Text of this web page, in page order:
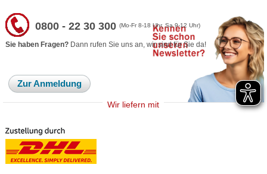
0800 - 22 30 300(Mo-Fr 8-18 Uhr, Sa 9-12 Uhr)
Sie haben Fragen? Dann rufen Sie uns an, wir sind für Sie da!
Zur Anmeldung
Wir liefern mit